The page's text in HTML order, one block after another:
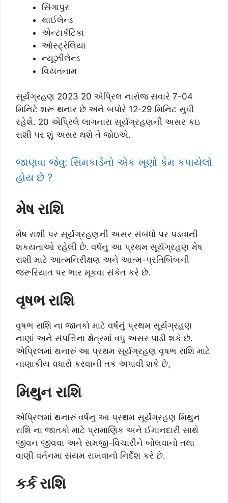
સિંગાપુર
થાઈલેન્ડ
એન્ટાર્કટિકા
ઓસ્ટ્રેલિયા
ન્યૂઝીલેન્ડ
વિયતનામ
સૂર્યગ્રહણ 2023 20 એપ્રિલ નારોજ સવારે 7-04
મિનિટે શરૂ થનાર છે અને બપોરે 12-29 મિનિટ સુધી
રહેશે. 20 એપ્રિલે લાગનારા સૂર્યગ્રહણની અસર કઇ
રાશી પર શું અસર થશે તે જોઇએ.
જાણવા જેવુ: સિમકાર્ડનો એક ખૂણો કેમ કપાયેલો
હોય છે ?
મેષ રાશિ
મેષ રાશી પર સૂર્યગ્રહણની અસર સંબંધો પર પડવાની
શકયતાઓ રહેલી છે. વર્ષનુ આ પ્રથમ સૂર્યગ્રહણ મેષ
રાશી માટે આત્મનિરીક્ષણ અને આત્મ-પ્રતિબિંબની
જરૂરિયાત પર ભાર મૂકવા સંકેત કરે છે.
વૃષભ રાશિ
વૃષભ રાશિ ના જાતકો માટે વર્ષનું પ્રથમ સૂર્યગ્રહણ
નાણાં અને સંપત્તિના ક્ષેત્રમાં વધુ અસર પાડી શકે છે.
એપ્રિલમાં થનારું આ પ્રથમ સૂર્યગ્રહણ વૃષભ રાશિ માટે
નાણાકીય વધારો કરવાની તક અપાવી શકે છે,
મિથુન રાશિ
એપ્રિલમાં થનારું વર્ષનુ આ પ્રથમ સૂર્યગ્રહણ મિથુન
રાશિ ના જાતકો માટે પ્રામાણિક અને ઈમાનદારી સાથે
જીવન જીવવા અને સમજી-વિચારીને બોલવાનો તથા
વાણી વર્તનમા સંયમ રાખવાનો નિર્દેશ કરે છે.
કર્ક રાશિ